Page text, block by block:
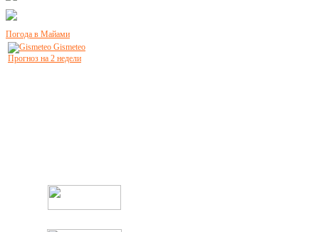
Погода в Майами
Gismeteo
Прогноз на 2 недели